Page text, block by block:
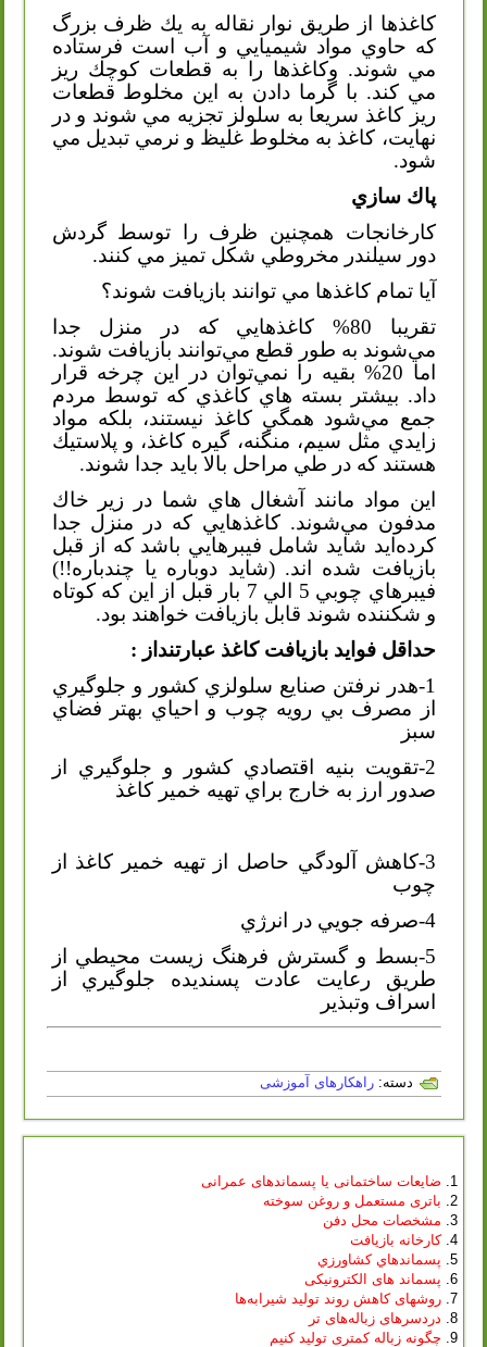
كاغذها از طريق نوار نقاله به يك ظرف بزرگ
كه حاوي مواد شيميايي و آب است فرستاده
مي شوند. وكاغذها را به قطعات كوچك ريز
مي كند. با گرما دادن به اين مخلوط قطعات
ريز كاغذ سريعا به سلولز تجزيه مي شوند و در
نهايت، كاغذ به مخلوط غليظ و نرمي تبديل مي
شود.
پاك سازي
كارخانجات همچنين ظرف را توسط گردش
دور سيلندر مخروطي شكل تميز مي كنند.
آيا تمام كاغذها مي توانند بازيافت شوند؟
تقريبا 80% كاغذهايي كه در منزل جدا
مي‌شوند به طور قطع مي‌توانند بازيافت شوند.
اما 20% بقيه را نمي‌توان در اين چرخه قرار
داد. بيشتر بسته هاي كاغذي كه توسط مردم
جمع مي‌شود همگي كاغذ نيستند، بلكه مواد
زايدي مثل سيم، منگنه، گيره كاغذ، و پلاستيك
هستند كه در طي مراحل بالا بايد جدا شوند.
اين مواد مانند آشغال هاي شما در زير خاك
مدفون مي‌شوند. كاغذهايي كه در منزل جدا
كرده‌ايد شايد شامل فيبرهايي باشد كه از قبل
بازيافت شده اند. (شايد دوباره يا چندباره!!)
فيبرهاي چوبي 5 الي 7 بار قبل از اين كه كوتاه
و شكننده شوند قابل بازيافت خواهند بود.
حداقل فوايد بازيافت كاغذ عبارتنداز :
1-هدر نرفتن صنايع سلولزي كشور و جلوگيري
از مصرف بي رويه چوب و احياي بهتر فضاي
سبز
2-تقويت بنيه اقتصادي كشور و جلوگيري از
صدور ارز به خارج براي تهيه خمير كاغذ
3-كاهش آلودگي حاصل از تهيه خمير كاغذ از
چوب
4-صرفه جويي در انرژي
5-بسط و گسترش فرهنگ زيست محيطي از
طريق رعايت عادت پسنديده جلوگيري از
اسراف وتبذير
دسته:راهکارهای آموزشی
ضایعات ساختمانی یا پسماندهای عمرانی
باتری مستعمل و روغن سوخته
مشخصات محل دفن
کارخانه بازیافت
پسماندهاي كشاورزي
پسماند های الکترونیکی
روشهای كاهش روند توليد شيرابه‌ها
دردسرهای زباله‌های تر
چگونه زباله کمتری تولید کنیم